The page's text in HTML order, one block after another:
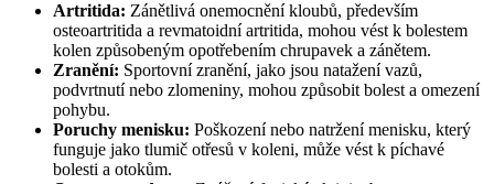
Artritida: Zánětlivá onemocnění kloubů, především
osteoartritida a revmatoidní artritida, mohou vést k bolestem
kolen způsobeným opotřebením chrupavek a zánětem.
Zranění: Sportovní zranění, jako jsou natažení vazů,
podvrtnutí nebo zlomeniny, mohou způsobit bolest a omezení
pohybu.
Poruchy menisku: Poškození nebo natržení menisku, který
funguje jako tlumič otřesů v koleni, může vést k píchavé
bolesti a otokům.